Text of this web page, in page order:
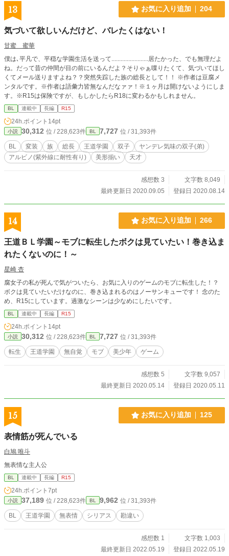
13 お気に入り追加 204
気づいて欲しいんだけど、バレたくはない！
甘蜜 蜜華
僕は､平凡で、平穏な学園生活を送って........................居たかった、でも無理だよ
ね。だって昔の仲間が目の前にいるんだよ？そりゃぁ喋りたくて、気づいてほし
くてメール送りますよね？？突然失踪した族の総長として！！ ※作者は豆腐メ
ンタルです。※作者は語彙力皆無なんだなァァ！※１ヶ月は開けないようにしま
す。※R15は保険ですが、もしかしたらR18に変わるかもしれません。
BL 連載中 長編 R15
24h.ポイント 14pt
小説 30,312 位 / 228,623件 BL 7,727 位 / 31,393件
BL 変装 族 総長 王道学園 双子
ヤンデレ気味の双子(弟)
アルビノ(紫外線に耐性有り)
美形揃い 天才
感想数 3
文字数 8,049
最終更新日 2020.09.05
登録日 2020.08.14
14 お気に入り追加 266
王道ＢＬ学園～モブに転生したボクは見ていたい！巻き込ま
れたくないのに！～
星崎 杏
腐女子の私が死んで気がついたら、お気に入りのゲームのモブに転生した！？
ボクは見ていたいだけなのに、巻き込まれるのはノーサンキューです！ 念のた
め、R15にしています。過激なシーンは少なめにしたいです。
BL 連載中 長編 R15
24h.ポイント 14pt
小説 30,312 位 / 228,623件 BL 7,727 位 / 31,393件
転生 王道学園 無自覚 モブ 美少年 ゲーム
感想数 5
文字数 9,057
最終更新日 2020.05.14
登録日 2020.05.11
15 お気に入り追加 125
表情筋が死んでいる
白鳩 唯斗
無表情な主人公
BL 連載中 長編 R15
24h.ポイント 7pt
小説 37,189 位 / 228,623件 BL 9,962 位 / 31,393件
BL 王道学園 無表情 シリアス 勘違い
感想数 1
文字数 1,003
最終更新日 2022.05.19
登録日 2022.05.19